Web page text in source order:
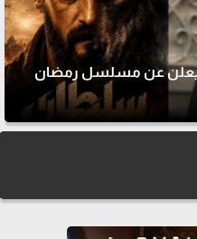
يعلن عن مسلسل رمضان